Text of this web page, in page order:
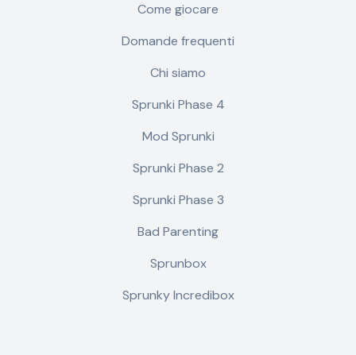
Come giocare
Domande frequenti
Chi siamo
Sprunki Phase 4
Mod Sprunki
Sprunki Phase 2
Sprunki Phase 3
Bad Parenting
Sprunbox
Sprunky Incredibox